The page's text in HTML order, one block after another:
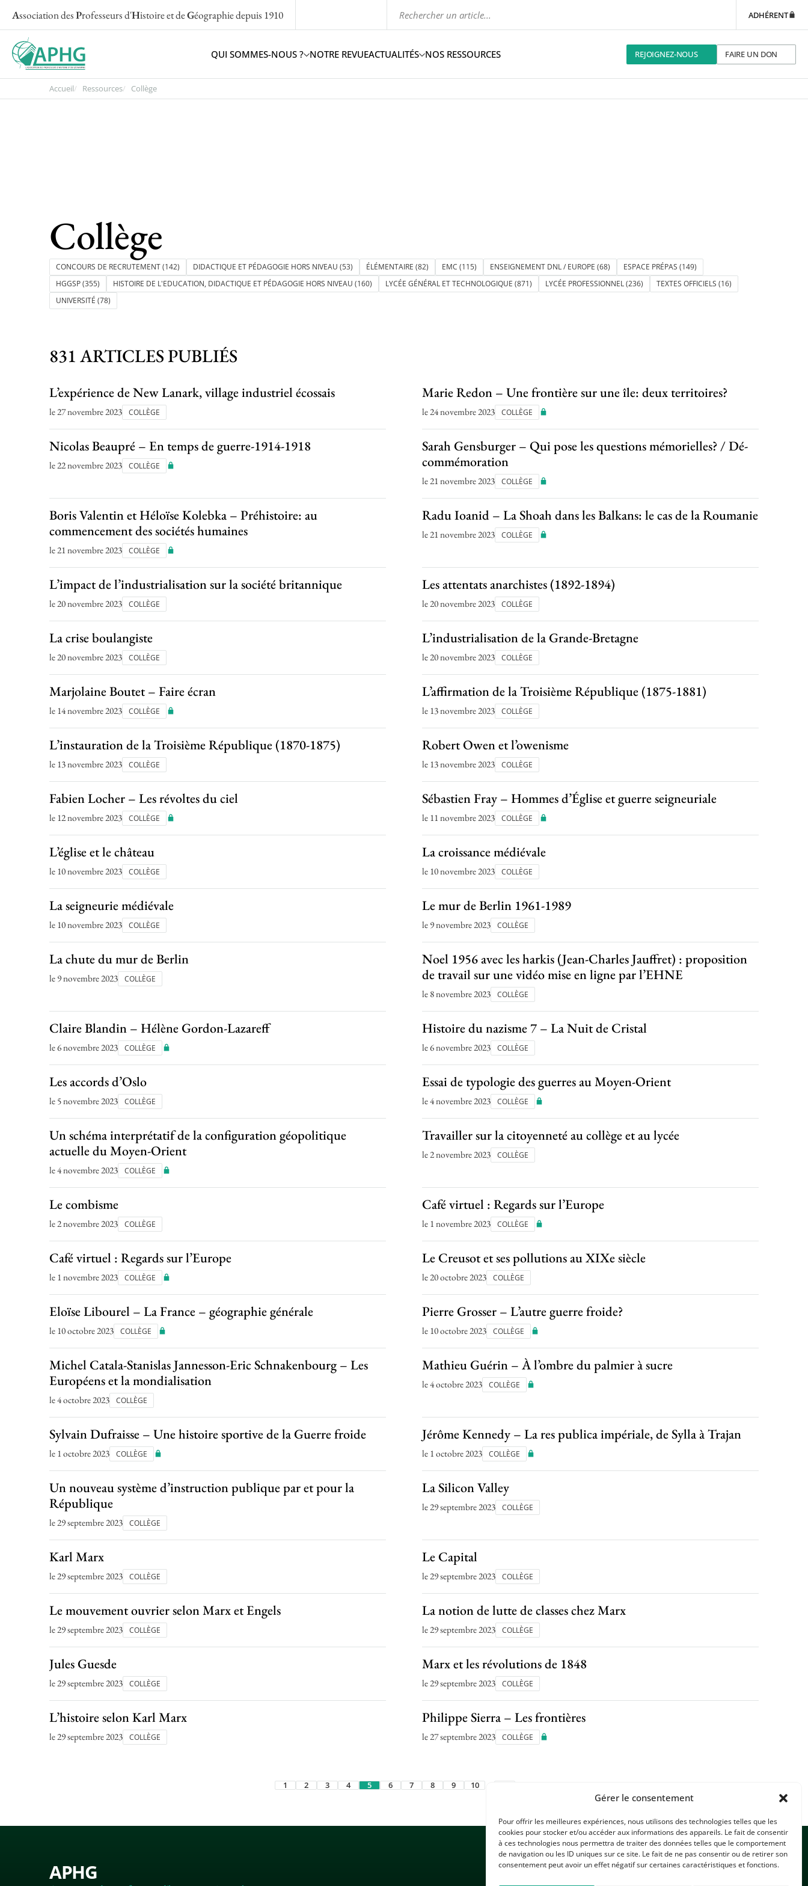
Gérer le consentement
Pour offrir les meilleures expériences, nous utilisons des technologies telles que les
cookies pour stocker et/ou accéder aux informations des appareils. Le fait de consentir
à ces technologies nous permettra de traiter des données telles que le comportement
de navigation ou les ID uniques sur ce site. Le fait de ne pas consentir ou de retirer son
consentement peut avoir un effet négatif sur certaines caractéristiques et fonctions.
Association desProfesseurs d'Histoire et deGéographiedepuis 1910 ADHÉRENT
QUI SOMMES-NOUS ? NOTRE REVUEACTUALITÉS NOS RESSOURCES REJOIGNEZ-NOUS FAIRE UN DON
Accueil Ressources Collège
Collège
CONCOURS DE RECRUTEMENT(142) DIDACTIQUE ET PÉDAGOGIE HORS NIVEAU (53) ÉLÉMENTAIRE (82) EMC (115) ENSEIGNEMENT DNL / EUROPE (68) ESPACE PRÉPAS (149)
HGGSP(355) HISTOIRE DE L'EDUCATION, DIDACTIQUE ET PÉDAGOGIE HORS NIVEAU (160) LYCÉE GÉNÉRAL ET TECHNOLOGIQUE (871) LYCÉE PROFESSIONNEL(236) TEXTES OFFICIELS (16)
UNIVERSITÉ (78)
831 ARTICLES PUBLIÉS
L’expérience de New Lanark, village industriel écossais
le 27 novembre 2023 COLLÈGE
Marie Redon – Une frontière sur une île: deux territoires?
le 24 novembre 2023 COLLÈGE
Nicolas Beaupré – En temps de guerre-1914-1918
le 22 novembre 2023 COLLÈGE
Sarah Gensburger – Qui pose les questions mémorielles? / Dé-
commémoration
le 21 novembre 2023 COLLÈGE
Boris Valentin et Héloïse Kolebka – Préhistoire: au
commencement des sociétés humaines
le 21 novembre 2023 COLLÈGE
Radu Ioanid – La Shoah dans les Balkans: le cas de la Roumanie
le 21 novembre 2023 COLLÈGE
L’impact de l’industrialisation sur la société britannique
le 20 novembre 2023 COLLÈGE
Les attentats anarchistes (1892-1894)
le 20 novembre 2023 COLLÈGE
La crise boulangiste
le 20 novembre 2023 COLLÈGE
L’industrialisation de la Grande-Bretagne
le 20 novembre 2023 COLLÈGE
Marjolaine Boutet – Faire écran
le 14 novembre 2023 COLLÈGE
L’affirmation de la Troisième République (1875-1881)
le 13 novembre 2023 COLLÈGE
L’instauration de la Troisième République (1870-1875)
le 13 novembre 2023 COLLÈGE
Robert Owen et l’owenisme
le 13 novembre 2023 COLLÈGE
Fabien Locher – Les révoltes du ciel
le 12 novembre 2023 COLLÈGE
Sébastien Fray – Hommes d’Église et guerre seigneuriale
le 11 novembre 2023 COLLÈGE
L’église et le château
le 10 novembre 2023 COLLÈGE
La croissance médiévale
le 10 novembre 2023 COLLÈGE
La seigneurie médiévale
le 10 novembre 2023 COLLÈGE
Le mur de Berlin 1961-1989
le 9 novembre 2023 COLLÈGE
La chute du mur de Berlin
le 9 novembre 2023 COLLÈGE
Noel 1956 avec les harkis (Jean-Charles Jauffret) : proposition
de travail sur une vidéo mise en ligne par l’EHNE
le 8 novembre 2023 COLLÈGE
Claire Blandin – Hélène Gordon-Lazareff
le 6 novembre 2023 COLLÈGE
Histoire du nazisme 7 – La Nuit de Cristal
le 6 novembre 2023 COLLÈGE
Les accords d’Oslo
le 5 novembre 2023 COLLÈGE
Essai de typologie des guerres au Moyen-Orient
le 4 novembre 2023 COLLÈGE
Un schéma interprétatif de la configuration géopolitique
actuelle du Moyen-Orient
le 4 novembre 2023 COLLÈGE
Travailler sur la citoyenneté au collège et au lycée
le 2 novembre 2023 COLLÈGE
Le combisme
le 2 novembre 2023 COLLÈGE
Café virtuel : Regards sur l’Europe
le 1 novembre 2023 COLLÈGE
Café virtuel : Regards sur l’Europe
le 1 novembre 2023 COLLÈGE
Le Creusot et ses pollutions au XIXe siècle
le 20 octobre 2023 COLLÈGE
Eloïse Libourel – La France – géographie générale
le 10 octobre 2023 COLLÈGE
Pierre Grosser – L’autre guerre froide?
le 10 octobre 2023 COLLÈGE
Michel Catala-Stanislas Jannesson-Eric Schnakenbourg – Les
Européens et la mondialisation
le 4 octobre 2023 COLLÈGE
Mathieu Guérin – À l’ombre du palmier à sucre
le 4 octobre 2023 COLLÈGE
Sylvain Dufraisse – Une histoire sportive de la Guerre froide
le 1 octobre 2023 COLLÈGE
Jérôme Kennedy – La res publica impériale, de Sylla à Trajan
le 1 octobre 2023 COLLÈGE
Un nouveau système d’instruction publique par et pour la
République
le 29 septembre 2023 COLLÈGE
La Silicon Valley
le 29 septembre 2023 COLLÈGE
Karl Marx
le 29 septembre 2023 COLLÈGE
Le Capital
le 29 septembre 2023 COLLÈGE
Le mouvement ouvrier selon Marx et Engels
le 29 septembre 2023 COLLÈGE
La notion de lutte de classes chez Marx
le 29 septembre 2023 COLLÈGE
Jules Guesde
le 29 septembre 2023 COLLÈGE
Marx et les révolutions de 1848
le 29 septembre 2023 COLLÈGE
L’histoire selon Karl Marx
le 29 septembre 2023 COLLÈGE
Philippe Sierra – Les frontières
le 27 septembre 2023 COLLÈGE
1 2 3 4 5 6 7 8 9 10 18
APHG